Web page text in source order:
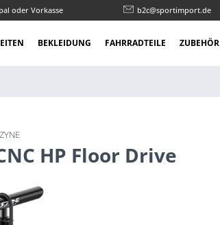
oder Vorkasse b2c@sportimport.de
BEKLEIDUNG FAHRRADTEILE ZUBEHÖR
HP Floor Drive